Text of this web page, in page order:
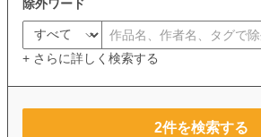
除外ワード
+ さらに詳しく検索する
2件を検索する